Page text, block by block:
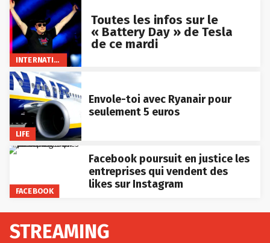
INTERNATIONAL
Toutes les infos sur le
« Battery Day » de Tesla
de ce mardi
LIFE
Envole-toi avec Ryanair pour
seulement 5 euros
FACEBOOK
Facebook poursuit en justice les
entreprises qui vendent des
likes sur Instagram
STREAMING